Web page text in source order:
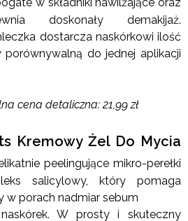
doskonały demakijaż.
dostarcza naskórkowi ilość
porównywalną do jednej aplikacji
cena detaliczna: 21,99 zł
Kremowy Żel Do Mycia
peelingujące mikro-perełki
salicylowy, który pomaga
w porach nadmiar sebum
W prosty i skuteczny